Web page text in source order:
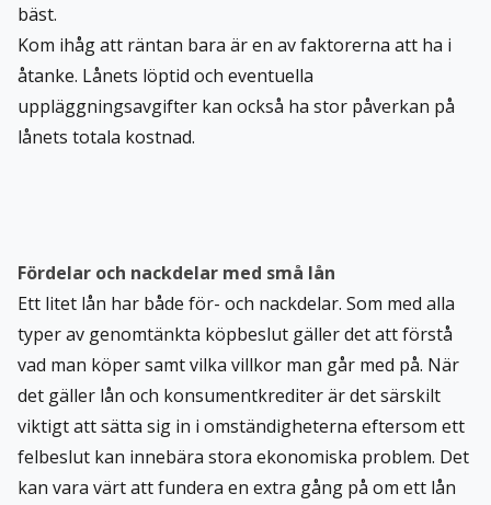
bäst.
Kom ihåg att räntan bara är en av faktorerna att ha i
åtanke. Lånets löptid och eventuella
uppläggningsavgifter kan också ha stor påverkan på
lånets totala kostnad.
Fördelar och nackdelar med små lån
Ett litet lån har både för- och nackdelar. Som med alla
typer av genomtänkta köpbeslut gäller det att förstå
vad man köper samt vilka villkor man går med på. När
det gäller lån och konsumentkrediter är det särskilt
viktigt att sätta sig in i omständigheterna eftersom ett
felbeslut kan innebära stora ekonomiska problem. Det
kan vara värt att fundera en extra gång på om ett lån